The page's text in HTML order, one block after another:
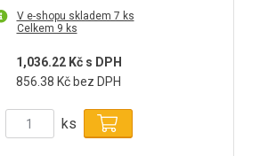
V e-shopu skladem 7 ks
Celkem 9 ks
1,036.22 Kč s DPH
856.38 Kč bez DPH
ks